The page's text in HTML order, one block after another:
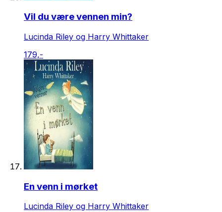
Vil du være vennen min?
Lucinda Riley og Harry Whittaker
179,-
En venn i mørket
Lucinda Riley og Harry Whittaker